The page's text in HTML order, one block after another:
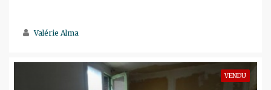
Valérie Alma
VENDU